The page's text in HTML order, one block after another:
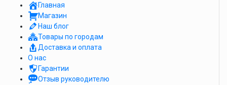
Главная
Магазин
Наш блог
Товары по городам
Доставка и оплата
О нас
Гарантии
Отзыв руководителю